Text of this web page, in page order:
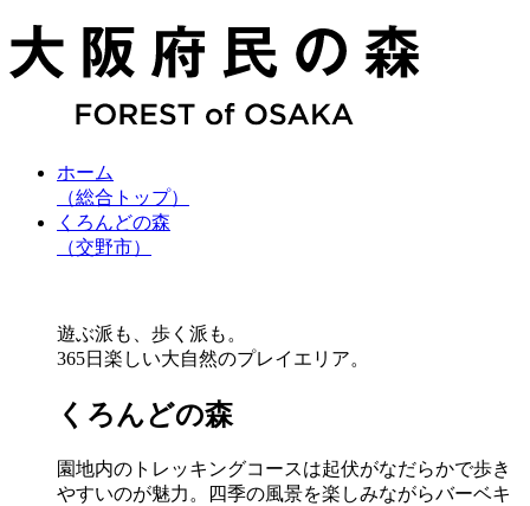
ホーム
（総合トップ）
くろんどの森
（交野市）
遊ぶ派も、歩く派も。
365日楽しい大自然のプレイエリア。
くろんどの森
園地内のトレッキングコースは起伏がなだらかで歩き
やすいのが魅力。四季の風景を楽しみながらバーベキ